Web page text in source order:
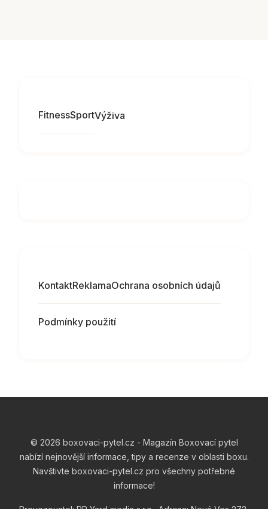
FitnessSportVýživa
KontaktReklamaOchrana osobních údajů
Podmínky použití
© 2026 boxovaci-pytel.cz - Magazín Boxovací pytel
nabízí nejnovější informace, tipy a recenze v oblasti boxu.
Navštivte boxovaci-pytel.cz pro všechny potřebné
informace!